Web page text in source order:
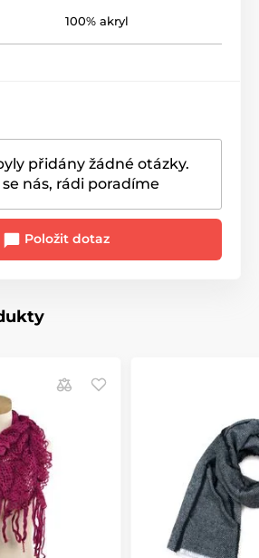
100% akryl
přidány žádné otázky.
nás, rádi poradíme
Položit dotaz